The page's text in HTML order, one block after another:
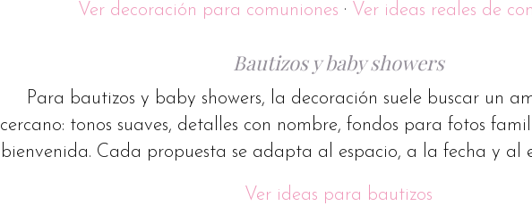
Ver decoración para comuniones · Ver ideas reales de
Bautizos y baby showers
Para bautizos y baby showers, la decoración suele buscar un
cercano: tonos suaves, detalles con nombre, fondos para fotos
bienvenida. Cada propuesta se adapta al espacio, a la fecha y al
Ver ideas para bautizos